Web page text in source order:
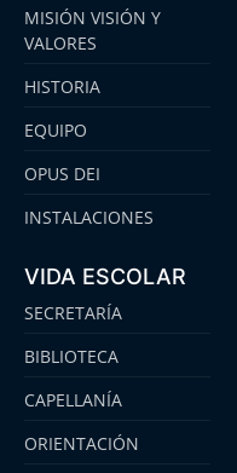
MISIÓN VISIÓN Y
VALORES
HISTORIA
EQUIPO
OPUS DEI
INSTALACIONES
VIDA ESCOLAR
SECRETARÍA
BIBLIOTECA
CAPELLANÍA
ORIENTACIÓN